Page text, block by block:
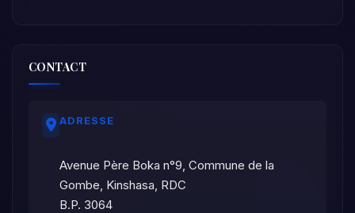
CONTACT
ADRESSE
Avenue Père Boka n°9, Commune de la
Gombe, Kinshasa, RDC
B.P. 3064